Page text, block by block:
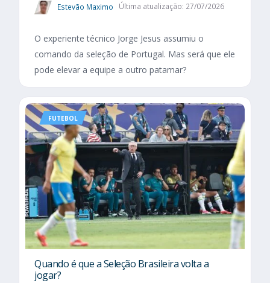
Estevão Maximo Última atualização: 27/07/2026
O experiente técnico Jorge Jesus assumiu o
comando da seleção de Portugal. Mas será que ele
pode elevar a equipe a outro patamar?
FUTEBOL
Quando é que a Seleção Brasileira volta a
jogar?